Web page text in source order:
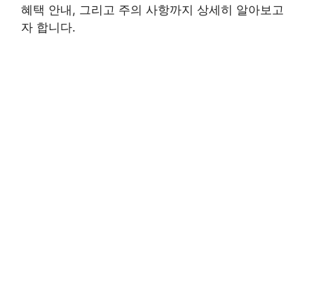
혜택 안내, 그리고 주의 사항까지 상세히 알아보고
자 합니다.